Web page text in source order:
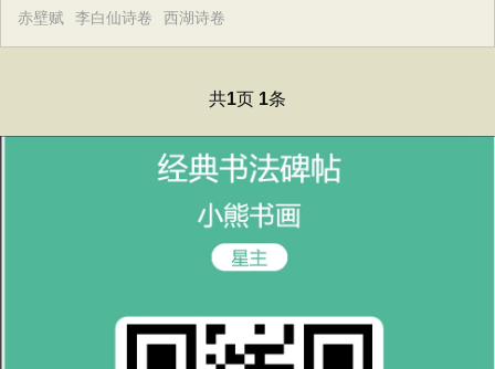
赤壁赋
李白仙诗卷 西湖诗卷
共1页 1条